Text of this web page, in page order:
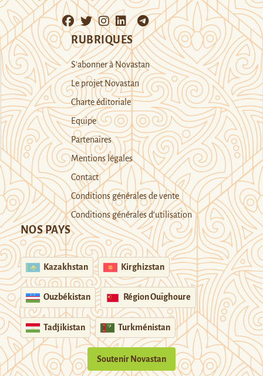
RUBRIQUES
S’abonner à Novastan
Le projet Novastan
Charte éditoriale
Equipe
Partenaires
Mentions légales
Contact
Conditions générales de vente
Conditions générales d’utilisation
NOS PAYS
Kazakhstan Kirghizstan
Ouzbékistan Région Ouïghoure
Tadjikistan Turkménistan
Soutenir Novastan